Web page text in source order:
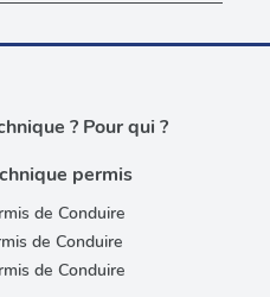
? Pour qui ?
permis
de Conduire
de Conduire
de Conduire